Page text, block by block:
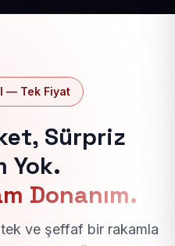
— Tek Fiyat
Sürpriz
Yok.
Donanım.
ve şeffaf bir rakamla